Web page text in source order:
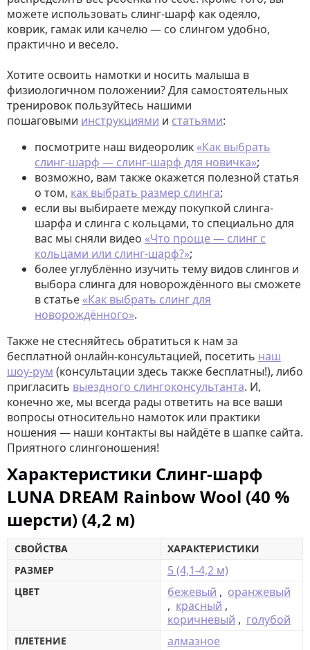
можете использовать слинг-шарф как одеяло,
коврик, гамак или качелю — со слингом удобно,
практично и весело.
Хотите освоить намотки и носить малыша в
физиологичном положении? Для самостоятельных
тренировок пользуйтесь нашими
пошаговыми инструкциями и статьями:
посмотрите наш видеоролик «Как выбрать
слинг-шарф — слинг-шарф для новичка»;
возможно, вам также окажется полезной статья
о том, как выбрать размер слинга;
если вы выбираете между покупкой слинга-
шарфа и слинга с кольцами, то специально для
вас мы сняли видео «Что проще — слинг с
кольцами или слинг-шарф?»;
более углублённо изучить тему видов слингов и
выбора слинга для новорождённого вы сможете
в статье «Как выбрать слинг для
новорождённого».
Также не стесняйтесь обратиться к нам за
бесплатной онлайн-консультацией, посетить наш
шоу-рум (консультации здесь также бесплатны!), либо
пригласить выездного слингоконсультанта. И,
конечно же, мы всегда рады ответить на все ваши
вопросы относительно намоток или практики
ношения — наши контакты вы найдёте в шапке сайта.
Приятного слингоношения!
Характеристики Слинг-шарф
LUNA DREAM Rainbow Wool (40 %
шерсти) (4,2 м)
СВОЙСТВА
ХАРАКТЕРИСТИКИ
РАЗМЕР
5 (4,1-4,2 м)
ЦВЕТ бежевый , оранжевый
, красный ,
коричневый , голубой
ПЛЕТЕНИЕ алмазное